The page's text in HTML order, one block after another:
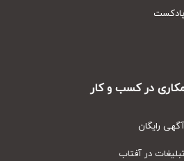
در کسب و کار
رایگان
در آفتاب